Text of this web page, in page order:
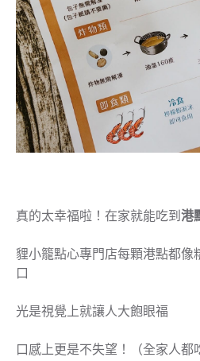
真的太幸福啦！在家就能吃到 港
貍小籠點心專門店每顆港點都像
口
光是視覺上就讓人大飽眼福
口感上更是不失望！（全家人都